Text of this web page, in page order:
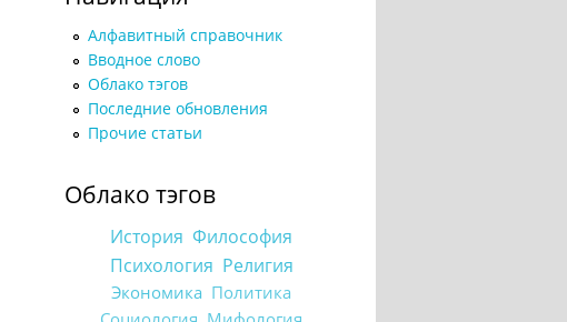
Алфавитный справочник
Вводное слово
Облако тэгов
Последние обновления
Прочие статьи
Облако тэгов
История Философия
Психология Религия
Экономика Политика